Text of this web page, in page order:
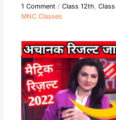
1 Comment / Class 12th,
MNC Classes